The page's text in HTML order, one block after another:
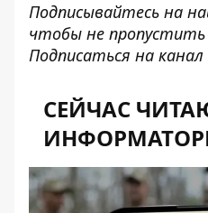
Подписывайтесь на
чтобы не
Подписаться на
СЕЙЧАС